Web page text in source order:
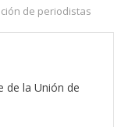
de periodistas
de la Unión de